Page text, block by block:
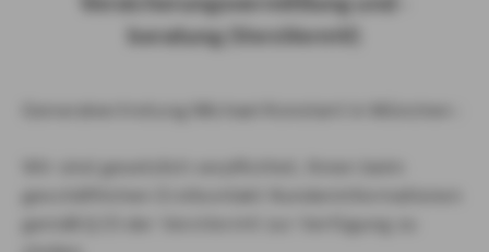
beratung (Vers­VermV)